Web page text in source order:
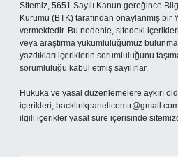
Sitemiz, 5651 Sayılı Kanun gereğince
Kurumu (BTK) tarafından onaylanmış bir
vermektedir. Bu nedenle, sitedeki
veya araştırma yükümlülüğümüz
yazdıkları içeriklerin sorumluluğunu
sorumluluğu kabul etmiş sayılırlar.
Hukuka ve yasal düzenlemelere aykırı
içerikleri,
ilgili içerikler yasal süre içerisinde